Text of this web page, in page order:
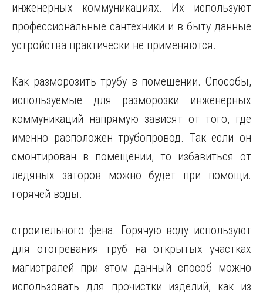
инженерных коммуникациях. Их используют
профессиональные сантехники и в быту данные
устройства практически не применяются.
Как разморозить трубу в помещении. Способы,
используемые для разморозки инженерных
коммуникаций напрямую зависят от того, где
именно расположен трубопровод. Так если он
смонтирован в помещении, то избавиться от
ледяных заторов можно будет при помощи.
горячей воды.
строительного фена. Горячую воду используют
для отогревания труб на открытых участках
магистралей при этом данный способ можно
использовать для прочистки изделий, как из